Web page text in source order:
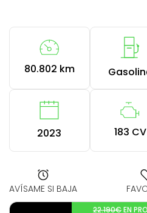
80.802 km
2023 183 CV
AVÍSAME SI BAJA
22.190€EN